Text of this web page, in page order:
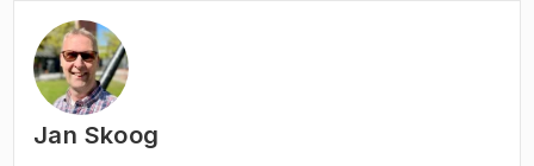
Jan Skoog